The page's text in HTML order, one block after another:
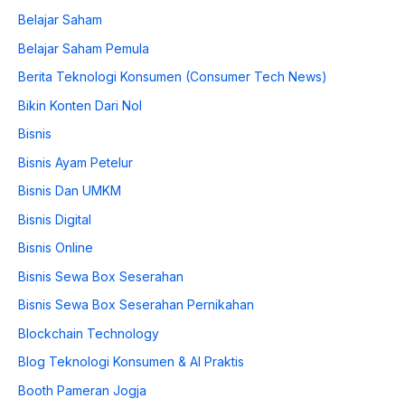
Belajar Saham
Belajar Saham Pemula
Berita Teknologi Konsumen (Consumer Tech News)
Bikin Konten Dari Nol
Bisnis
Bisnis Ayam Petelur
Bisnis Dan UMKM
Bisnis Digital
Bisnis Online
Bisnis Sewa Box Seserahan
Bisnis Sewa Box Seserahan Pernikahan
Blockchain Technology
Blog Teknologi Konsumen & AI Praktis
Booth Pameran Jogja